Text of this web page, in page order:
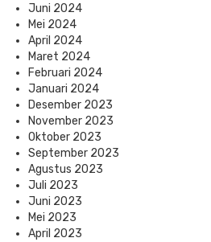
Juni 2024
Mei 2024
April 2024
Maret 2024
Februari 2024
Januari 2024
Desember 2023
November 2023
Oktober 2023
September 2023
Agustus 2023
Juli 2023
Juni 2023
Mei 2023
April 2023